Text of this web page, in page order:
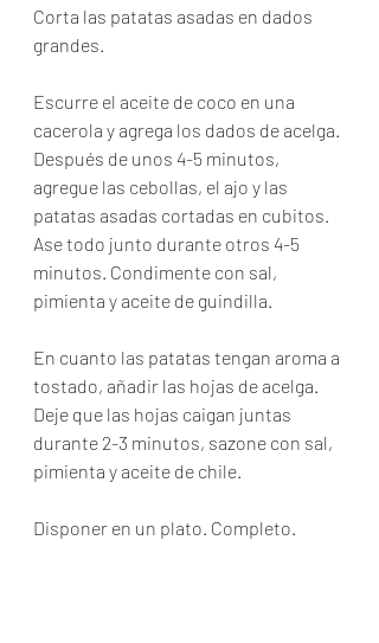
Corta las patatas asadas en dados
grandes.
Escurre el aceite de coco en una
cacerola y agrega los dados de acelga.
Después de unos 4-5 minutos,
agregue las cebollas, el ajo y las
patatas asadas cortadas en cubitos.
Ase todo junto durante otros 4-5
minutos. Condimente con sal,
pimienta y aceite de guindilla.
En cuanto las patatas tengan aroma a
tostado, añadir las hojas de acelga.
Deje que las hojas caigan juntas
durante 2-3 minutos, sazone con sal,
pimienta y aceite de chile.
Disponer en un plato. Completo.